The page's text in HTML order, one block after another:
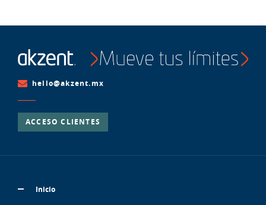
hello@akzent.mx
ACCESO CLIENTES
Inicio